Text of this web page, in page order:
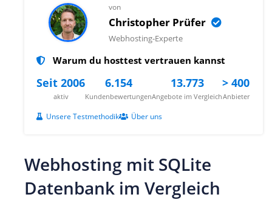
von
Christopher Prüfer
Webhosting-Experte
Warum du hosttest vertrauen kannst
Seit 2006
aktiv
6.154
Kundenbewertungen
13.773
Angebote im Vergleich
> 400
Anbieter
Unsere Testmethodik Über uns
Webhosting mit SQLite
Datenbank im Vergleich